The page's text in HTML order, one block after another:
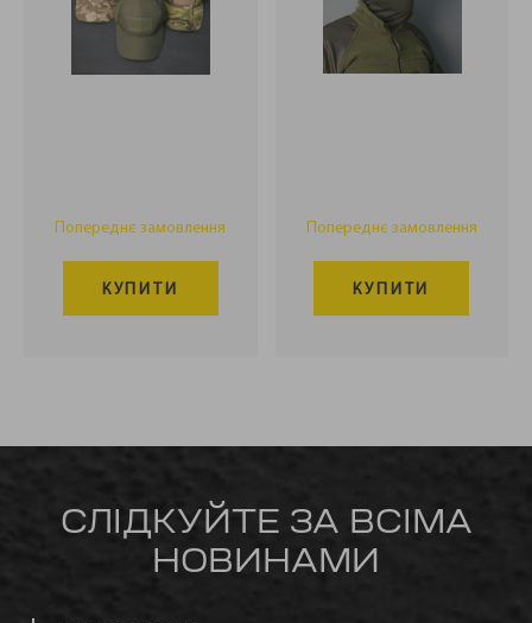
Попереднє замовлення
КУПИТИ
Попереднє замовлення
КУПИТИ
СЛІДКУЙТЕ ЗА ВСІМА
НОВИНАМИ